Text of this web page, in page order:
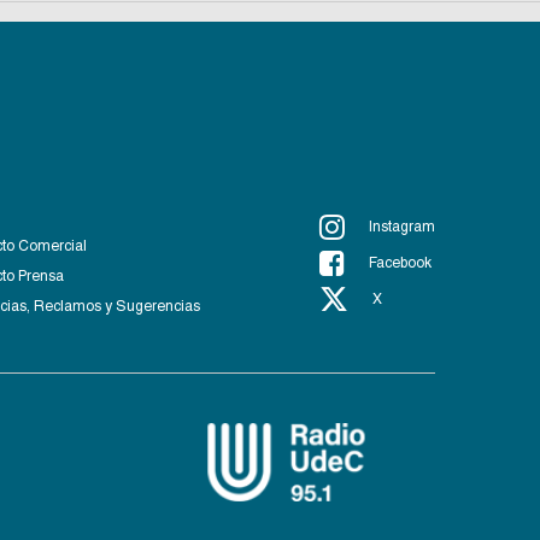
Comercial
Prensa
Reclamos y Sugerencias
Instagram
Facebook
X